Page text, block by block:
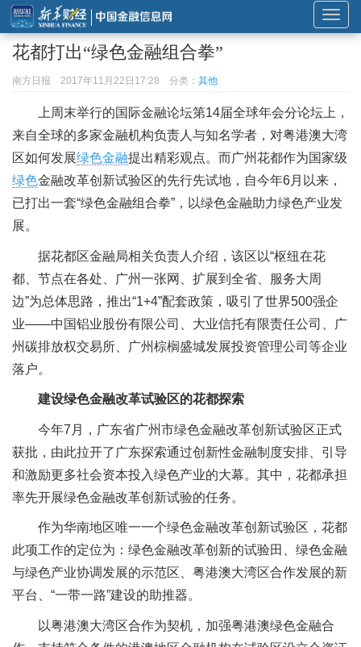
展
开
导
航
花都打出“绿色金融组合拳”
南方日报 2017年11月22日17:28 分类： 其他
上周末举行的国际金融论坛第14届全球年会分论坛上，
来自全球的多家金融机构负责人与知名学者，对粤港澳大湾
区如何发展绿色金融提出精彩观点。而广州花都作为国家级
绿色金融改革创新试验区的先行先试地，自今年6月以来，
已打出一套“绿色金融组合拳”，以绿色金融助力绿色产业发
展。
据花都区金融局相关负责人介绍，该区以“枢纽在花
都、节点在各处、广州一张网、扩展到全省、服务大周
边”为总体思路，推出“1+4”配套政策，吸引了世界500强企
业——中国铝业股份有限公司、大业信托有限责任公司、广
州碳排放权交易所、广州棕榈盛城发展投资管理公司等企业
落户。
建设绿色金融改革试验区的花都探索
今年7月，广东省广州市绿色金融改革创新试验区正式
获批，由此拉开了广东探索通过创新性金融制度安排、引导
和激励更多社会资本投入绿色产业的大幕。其中，花都承担
率先开展绿色金融改革创新试验的任务。
作为华南地区唯一一个绿色金融改革创新试验区，花都
此项工作的定位为：绿色金融改革创新的试验田、绿色金融
与绿色产业协调发展的示范区、粤港澳大湾区合作发展的新
平台、“一带一路”建设的助推器。
以粤港澳大湾区合作为契机，加强粤港澳绿色金融合